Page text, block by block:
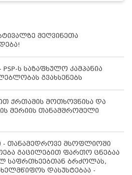
მეღვინეთა
ს საზაფხულო კამპანია
გვახსენებს
ქრთამის მოთხოვნისა და
მერიის თანამშრომელი
- თანამედროვე მსოფლიოში
გაცილებით ფართო ცნებაა
საფრთხეებთან ბრძოლას,
დასუსტებაა -